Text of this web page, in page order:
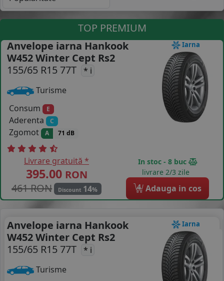
B2B - COLABORARE COMPANII
CONTACT
COS (
0 PRODUSE
TOP PREMIUM
Iarna
Anvelope iarna Hankook
W452 Winter Cept Rs2
155/65 R15 77T
* i
Turisme
Consum
E
Aderenta C
Zgomot A 71 dB
Livrare gratuită *
395.00 RON
461 RON
Discount 14%
In stoc - 8 buc
livrare 2/3 zile
4 Adauga in cos
Iarna
Anvelope iarna Hankook
W452 Winter Cept Rs2
155/65 R15 77T
* i
Turisme